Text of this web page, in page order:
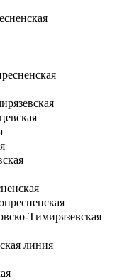
Тимирязевская
линия